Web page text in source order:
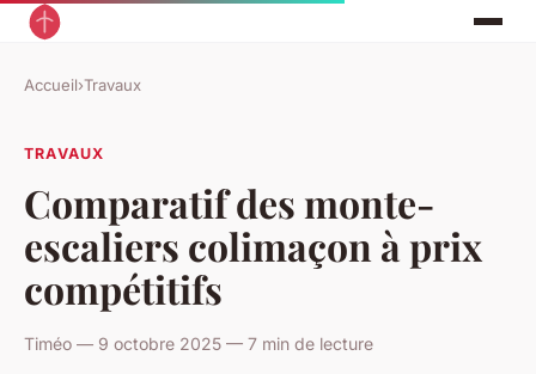
Accueil›Travaux
TRAVAUX
Comparatif des monte-
escaliers colimaçon à prix
compétitifs
Timéo — 9 octobre 2025 — 7 min de lecture